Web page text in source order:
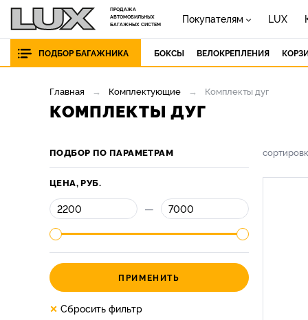
ПРОДАЖА
АВТОМОБИЛЬНЫХ
БАГАЖНЫХ СИСТЕМ
Покупателям LUX
ПОДБОР БАГАЖНИКА БОКСЫ ВЕЛОКРЕПЛЕНИЯ
Главная Комплектующие Комплекты дуг
КОМПЛЕКТЫ ДУГ
ПОДБОР ПО ПАРАМЕТРАМ
ЦЕНА, РУБ.
—
ПРИМЕНИТЬ
× Сбросить фильтр